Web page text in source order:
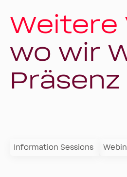
Weitere
wo wir
Information Sessions